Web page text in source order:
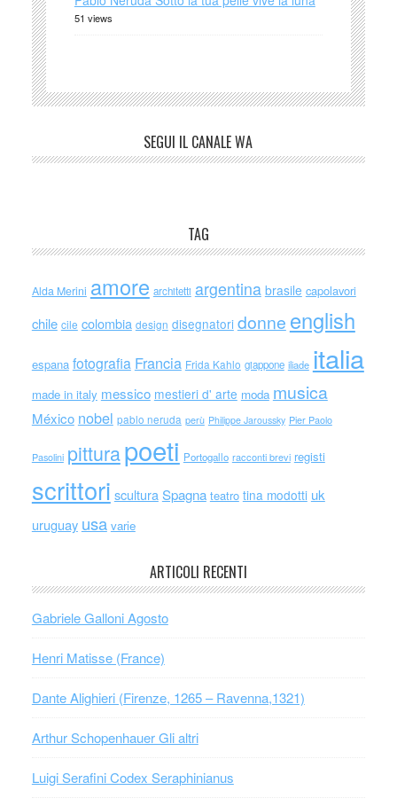
51 views
SEGUI IL CANALE WA
TAG
Alda Merini amore architetti argentina brasile capolavori
chile cile colombia design disegnatori donne english
espana fotografia Francia Frida Kahlo giappone iliade italia
made in italy messico mestieri d' arte moda musica
México nobel pablo neruda perù Philippe Jaroussky Pier Paolo
Pasolini pitturapoeti Portogallo racconti brevi registi
scrittori scultura Spagna teatro tina modotti uk
uruguay usa varie
ARTICOLI RECENTI
Gabriele Galloni Agosto
Henri Matisse (France)
Dante Alighieri (Firenze, 1265 – Ravenna,1321)
Arthur Schopenhauer Gli altri
Luigi Serafini Codex Seraphinianus